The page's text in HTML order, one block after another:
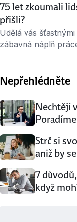
75 let zkoumali
přišli?
Udělá vás
zábavná náplň
80 let. Desítky let
jejich fyzické i
Nepřehlédněte
Nechtějí
Strč si
aniž by
7
když